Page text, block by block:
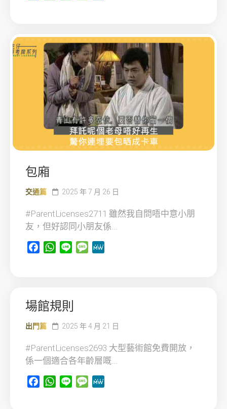
包廂
交通篇 2025 年 7 月 26 日
#ParentLicenses2711 雖然我自問唔中意小朋
友，但好認同小朋友係...
FacebookWhatsApp
Line Message
場館規則
出門篇 2025 年 4 月 21 日
#ParentLicenses2693 大型藝術館免費開放，
係一個適合各年齡層嘅...
FacebookWhatsApp
Line Message